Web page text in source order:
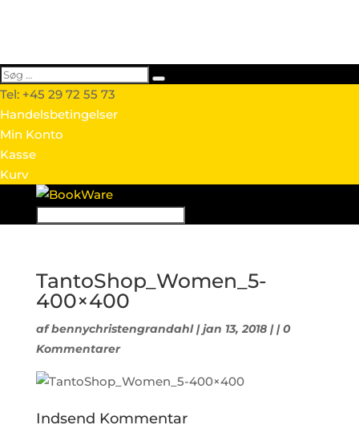
Tel: +45 29 72 55 73
Handelsbetingelser
Min Konto
Kasse
Kurv
TantoShop_Women_5-
400×400
afbennychristengrandahl| jan 13, 2018 | |0
Kommentarer
Indsend Kommentar